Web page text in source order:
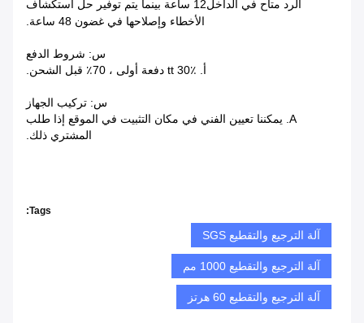
الرد متاح في الداخل
12 ساعة بينما يتم توفير حل استكشاف
الأخطاء وإصلاحها في غضون 48 ساعة.
س: شروط الدفع
أ. tt 30٪ دفعة أولى ، 70٪ قبل الشحن.
س: تركيب الجهاز
A. يمكننا تعيين الفني في مكان التثبيت في الموقع إذا طلب
المشتري ذلك.
Tags:
آلة الترجيع والتقطيع SGS
آلة الترجيع والتقطيع 1000 مم
آلة الترجيع والتقطيع 60 هرتز